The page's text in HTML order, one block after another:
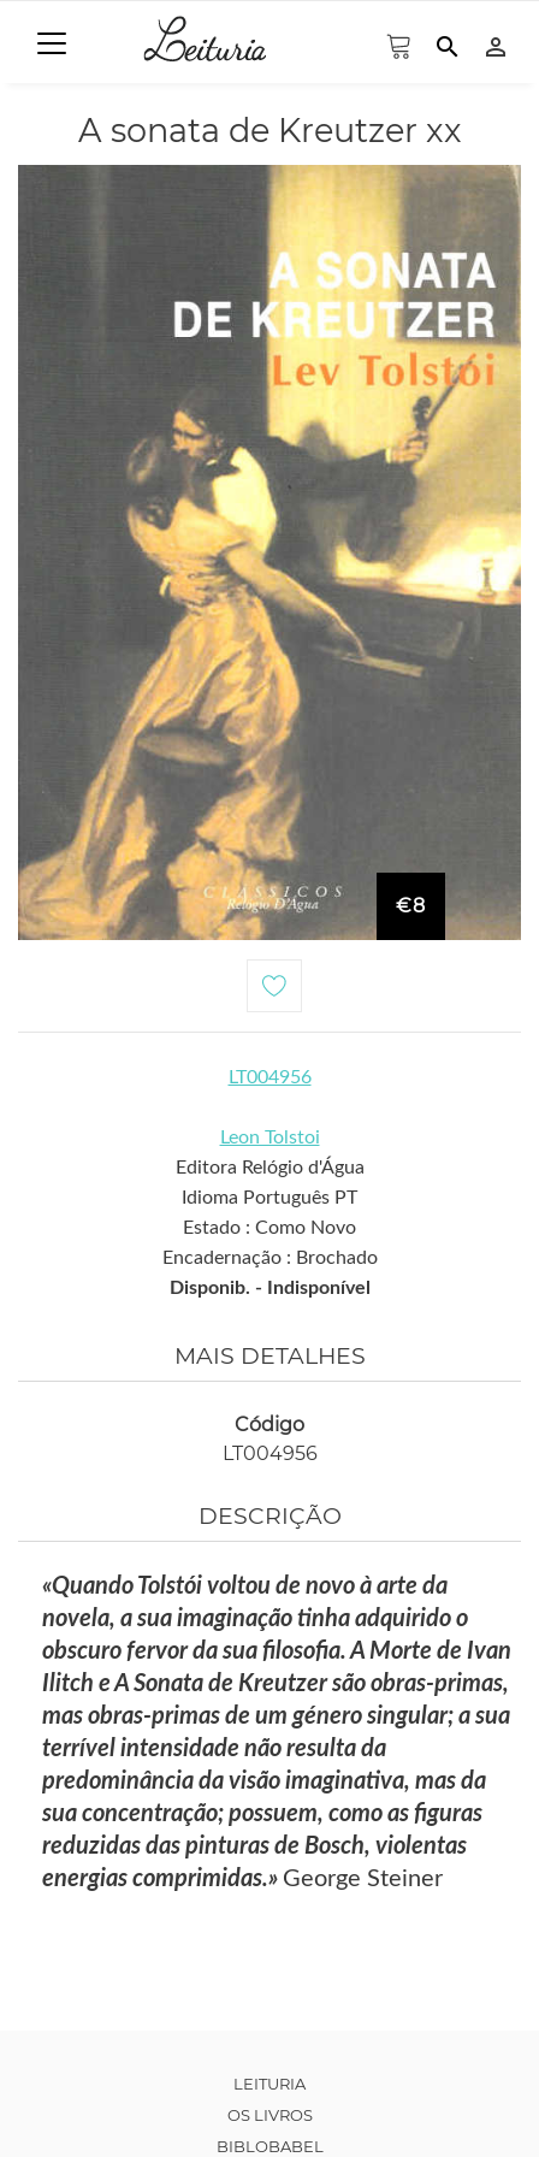
search person_outline
A sonata de Kreutzer xx
€8
LT004956
Leon Tolstoi
Editora Relógio d'Água
Idioma Português PT
Estado : Como Novo
Encadernação : Brochado
Disponib. -
Indisponível
MAIS DETALHES
Código
LT004956
DESCRIÇÃO
«Quando Tolstói voltou de novo à arte da
novela, a sua imaginação tinha adquirido o
obscuro fervor da sua filosofia. A Morte de Ivan
Ilitch e A Sonata de Kreutzer são obras-primas,
mas obras-primas de um género singular; a sua
terrível intensidade não resulta da
predominância da visão imaginativa, mas da
sua concentração; possuem, como as figuras
reduzidas das pinturas de Bosch, violentas
energias comprimidas.» George Steiner
LEITURIA
OS LIVROS
BIBLOBABEL